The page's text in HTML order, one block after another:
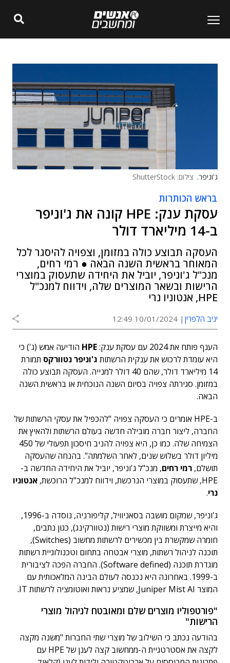
ג'וניפר. צילום: ShutterStock
בראש הכותרות
עסקת ענק: HPE קונה את ג'וניפר
ב-14 מיליארד דולר
העסקה תבוצע כולה במזומן, וצפויה להיסגר לכל
המאוחר בראשית השנה הבאה ● רמי רחים,
מנכ"ל ג'וניפר, יוביל את היחידה שתעסוק במוצרי
הרישות ובשאר המוצרים שלה, וידווח למנכ"ל
HPE, אנטוניו נרי
יניב הלפרין 10/01/2024 12:49
הענף פותח את 2024 עם עסקת ענק: HPE הודיעה אמש (ג') כי
היא עומדת לרכוש את ענקית הרשתות ג'וניפר נטוורקס תמורת
14 מיליארד דולר, שהם 40 דולר למנייה. העסקה תבוצע כולה
במזומן. סגירתה צפויה בסיום השנה הנוכחית או בראשית השנה
הבאה.
ב-HPE אומרים כי העסקה צפויה "להכפיל את עסקי הרשתות של
החברה, ליצור חברה מובילה חדשה בעולם הרשתות ולהאיץ את
הצמיחה שלה. כמו כן, היא צפויה להניב חיסכון תפעולי של 450
מיליון דולר בשלוש שנים, לאחר השלמתה". בהנחה שהעסקה
תושלם, רמי רחים, מנכ"ל ג'וניפר, יוביל את היחידה החדשה ב-
HPE, שתעסוק במוצרי הנרכשת, וידווח למנכ"ל הרוכשת,
אנטוניו
נרי.
ג'וניפר, שמקום מושבה בסאניוויל, קליפורניה, נוסדה ב-1996,
והיא מייצרת ומשווקת מוצרי רישות (נטוורקינג), כגון נתבים,
חומרה שמקשרת בין מכשירים לרשתות מחשוב (Switches),
תוכנה לניהול רשתות, מוצרי אבטחה בתחום וטכנולוגיית רשתות
מוגדרת תוכנה (Software defined). החברה הפכה לציבורית
ב-1999. באחרונה היא נכנסה לעולם הבינה המלאכותית עם
המוצר Juniper Mist AI, שמציע נראות ואוטומציה לרשתות IT.
"פורטפוליו מוצרים שלם ומאובטח לניהול מוצרי
הרישות"
בהודעה נכתב כי השילוב של מוצרי שתי החברות "משנה מקצה
לקצה את אסטרטגיית ה-ממחשוב קצה לענן של HPE עם